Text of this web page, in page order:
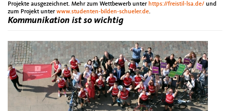
Projekte ausgezeichnet. Mehr zum Wettbewerb unter https://freistil-lsa.de/ und
zum Projekt unterwww.studenten-bilden-schueler.de.
Kommunikation ist so wichtig